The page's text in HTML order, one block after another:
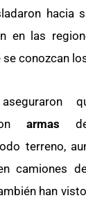
hacia
en las
se conozcan
aseguraron
armas
terreno,
camiones
han